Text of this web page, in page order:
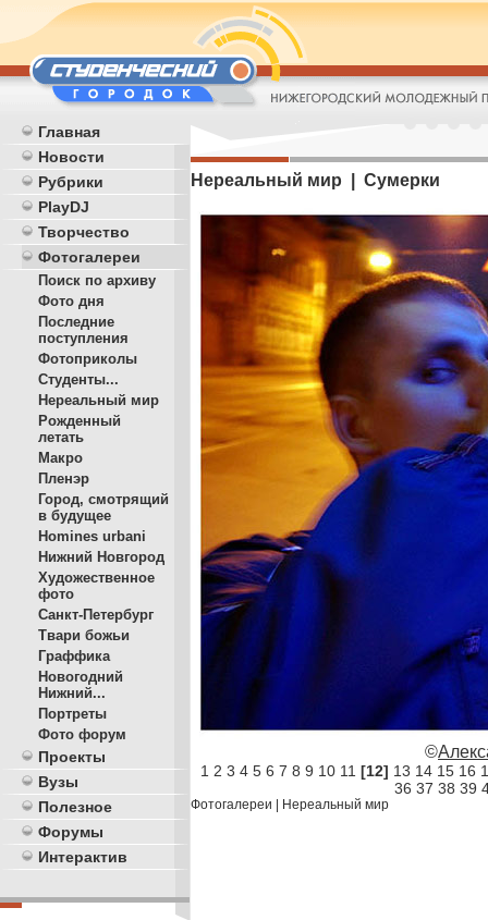
Главная
Новости
Рубрики
PlayDJ
Творчество
Фотогалереи
Поиск по архиву
Фото дня
Последние
поступления
Фотоприколы
Студенты...
Нереальный мир
Рожденный
летать
Макро
Пленэр
Город, смотрящий
в будущее
Homines urbani
Нижний Новгород
Художественное
фото
Санкт-Петербург
Твари божьи
Граффика
Новогодний
Нижний...
Портреты
Фото форум
Проекты
Вузы
Полезное
Форумы
Интерактив
Нереальный мир | Сумерки
©
1 2 3 4 5 6 7 8 9 10 11 [12] 13 14 15 16
36 37 38 39
Фотогалереи Нереальный мир